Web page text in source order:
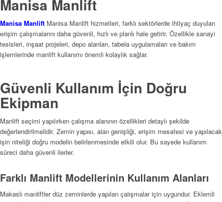
Manisa Manlift
Manisa Manlift Manisa Manlift hizmetleri, farklı sektörlerde ihtiyaç duyulan
erişim çalışmalarını daha güvenli, hızlı ve planlı hale getirir. Özellikle sanayi
tesisleri, inşaat projeleri, depo alanları, tabela uygulamaları ve bakım
işlemlerinde manlift kullanımı önemli kolaylık sağlar.
Güvenli Kullanım İçin Doğru
Ekipman
Manlift seçimi yapılırken çalışma alanının özellikleri detaylı şekilde
değerlendirilmelidir. Zemin yapısı, alan genişliği, erişim mesafesi ve yapılacak
işin niteliği doğru modelin belirlenmesinde etkili olur. Bu sayede kullanım
süreci daha güvenli ilerler.
Farklı Manlift Modellerinin Kullanım Alanları
Makaslı manliftler düz zeminlerde yapılan çalışmalar için uygundur. Eklemli